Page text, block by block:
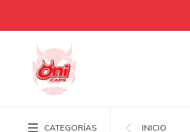
CATEGORÍAS INICIO